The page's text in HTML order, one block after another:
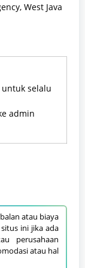
West Java
untuk selalu
admin
atau biaya
ini jika ada
perusahaan
atau hal